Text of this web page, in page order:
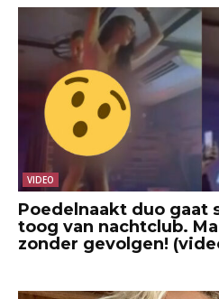
VIDEO
Poedelnaakt duo gaat
toog van nachtclub.
zonder gevolgen!